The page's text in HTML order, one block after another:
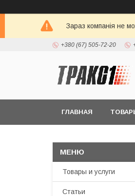
Зараз компанія не
+380 (67) 505-72-20
ГЛАВНАЯ
Товары и услуги
Статьи